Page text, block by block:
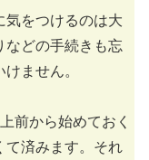
気をつけるのは大
などの手続きも忘
ません。
前から始めておく
て済みます。それ